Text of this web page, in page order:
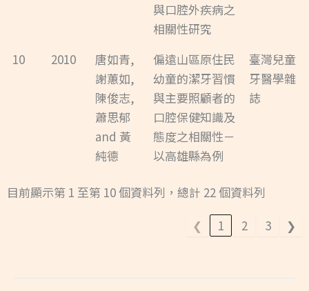
與口腔外疾病之
相關性研究
10 2010
唐如青,
謝蕙如,
陳俊志,
蕭思郁
and 黃
純德
偏遠山區原住民
幼童的潔牙習慣
與主要照顧者的
口腔保健知識及
態度之相關性－
以高雄縣為例
臺灣兒童
牙醫學雜
誌
目前顯示第 1 至第 10 個資料列，總計 22 個資料列
❮
1 2 3 ❯